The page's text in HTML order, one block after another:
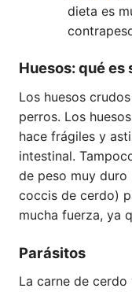
dieta es
Huesos: qué es
Los huesos
perros. Los
hace frágiles y
intestinal.
de peso muy duro
coccis de cerdo)
mucha fuerza, ya
Parásitos
La carne de